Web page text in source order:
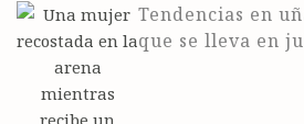
Tendencias en
que se lleva en